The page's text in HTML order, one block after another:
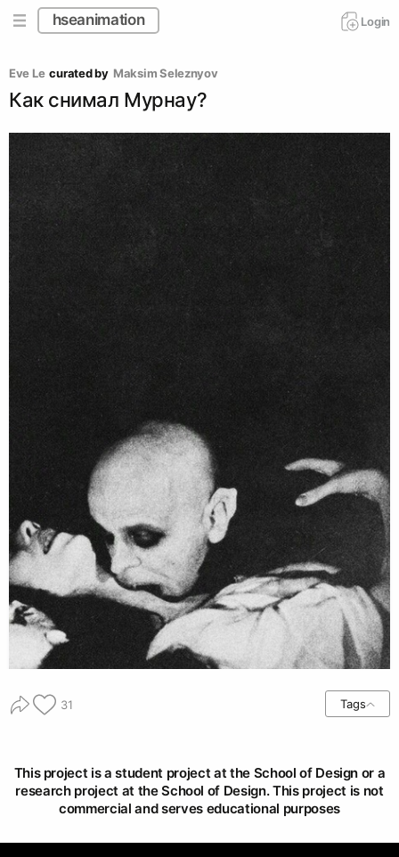
hseanimation Login
Eve Le curated by Maksim Seleznyov
Как снимал Мурнау?
31 Tags
This project is a student project at the School of Design or a
research project at the School of Design. This project is not
commercial and serves educational purposes